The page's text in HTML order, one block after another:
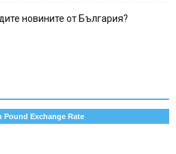
новините от България?
Exchange Rate